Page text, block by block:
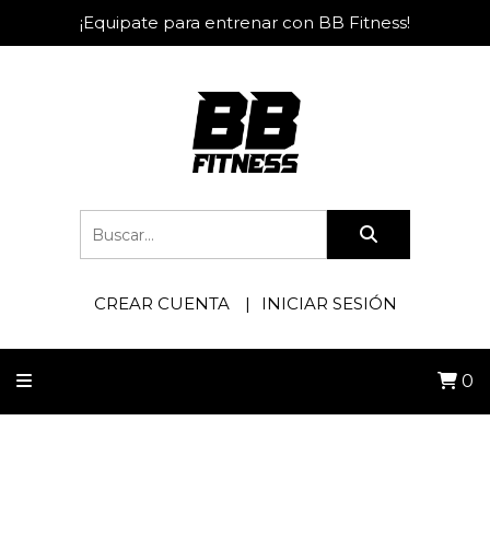
¡Equipate para entrenar con BB Fitness!
CREAR CUENTA INICIAR SESIÓN
0